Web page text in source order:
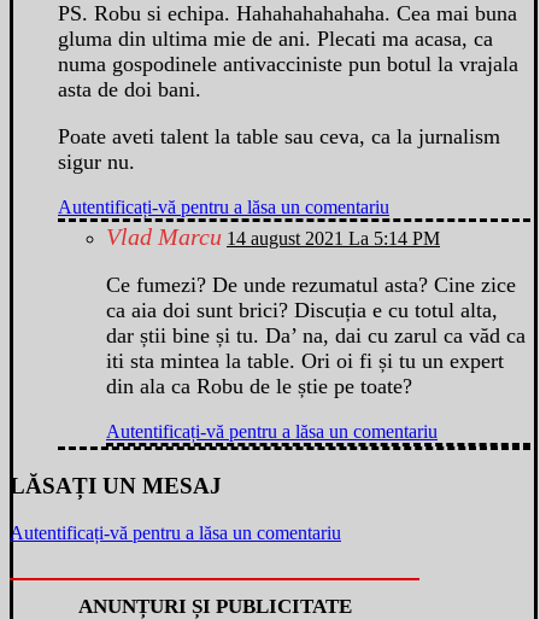
PS. Robu si echipa. Hahahahahahaha. Cea mai buna
gluma din ultima mie de ani. Plecati ma acasa, ca
numa gospodinele antivacciniste pun botul la vrajala
asta de doi bani.
Poate aveti talent la table sau ceva, ca la jurnalism
sigur nu.
Autentificați-vă pentru a lăsa un comentariu
Vlad Marcu 14 august 2021 La 5:14 PM
Ce fumezi? De unde rezumatul asta? Cine zice
ca aia doi sunt brici? Discuția e cu totul alta,
dar știi bine și tu. Da’ na, dai cu zarul ca văd ca
iti sta mintea la table. Ori oi fi și tu un expert
din ala ca Robu de le știe pe toate?
Autentificați-vă pentru a lăsa un comentariu
LĂSAȚI UN MESAJ
Autentificați-vă pentru a lăsa un comentariu
ANUNȚURI ȘI PUBLICITATE